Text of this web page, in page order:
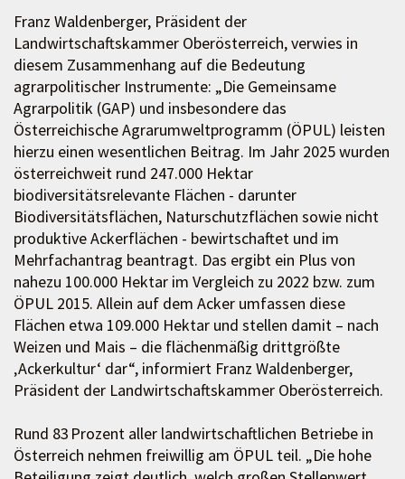
Franz Waldenberger, Präsident der
Landwirtschaftskammer Oberösterreich, verwies in
diesem Zusammenhang auf die Bedeutung
agrarpolitischer Instrumente: „Die Gemeinsame
Agrarpolitik (GAP) und insbesondere das
Österreichische Agrarumweltprogramm (ÖPUL) leisten
hierzu einen wesentlichen Beitrag. Im Jahr 2025 wurden
österreichweit rund 247.000 Hektar
biodiversitätsrelevante Flächen - darunter
Biodiversitätsflächen, Naturschutzflächen sowie nicht
produktive Ackerflächen - bewirtschaftet und im
Mehrfachantrag beantragt. Das ergibt ein Plus von
nahezu 100.000 Hektar im Vergleich zu 2022 bzw. zum
ÖPUL 2015. Allein auf dem Acker umfassen diese
Flächen etwa 109.000 Hektar und stellen damit – nach
Weizen und Mais – die flächenmäßig drittgrößte
‚Ackerkultur‘ dar“, informiert Franz Waldenberger,
Präsident der Landwirtschaftskammer Oberösterreich.
Rund 83 Prozent aller landwirtschaftlichen Betriebe in
Österreich nehmen freiwillig am ÖPUL teil. „Die hohe